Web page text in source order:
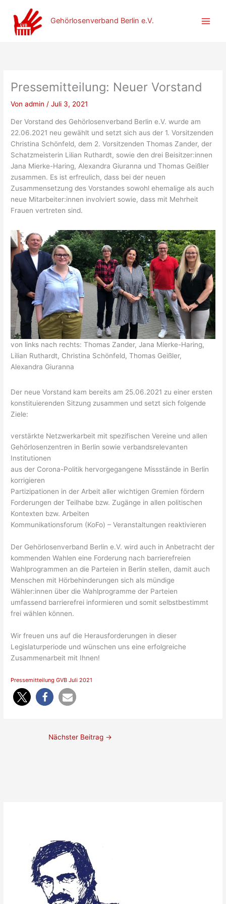
Inhalt
springen
Gehörlosenverband Berlin e.V.
Pressemitteilung: Neuer Vorstand
Vonadmin/Juli 3, 2021
Der Vorstand des Gehörlosenverband Berlin e.V. wurde am
22.06.2021 neu gewählt und setzt sich aus der 1. Vorsitzenden
Christina Schönfeld, dem 2. Vorsitzenden Thomas Zander, der
Schatzmeisterin Lilian Ruthardt, sowie den drei Beisitzer:innen
Jana Mierke-Haring, Alexandra Giuranna und Thomas Geißler
zusammen. Es ist erfreulich, dass bei der neuen
Zusammensetzung des Vorstandes sowohl ehemalige als auch
neue Mitarbeiter:innen involviert sowie, dass mit Mehrheit
Frauen vertreten sind.
von links nach rechts: Thomas Zander, Jana Mierke-Haring,
Lilian Ruthardt, Christina Schönfeld, Thomas Geißler,
Alexandra Giuranna
Der neue Vorstand kam bereits am 25.06.2021 zu einer ersten
konstituierenden Sitzung zusammen und setzt sich folgende
Ziele:
verstärkte Netzwerkarbeit mit spezifischen Vereine und allen
Gehörlosenzentren in Berlin sowie verbandsrelevanten
Institutionen
aus der Corona-Politik hervorgegangene Missstände in Berlin
korrigieren
Partizipationen in der Arbeit aller wichtigen Gremien fördern
Forderungen der Teilhabe bzw. Zugänge in allen politischen
Kontexten bzw. Arbeiten
Kommunikationsforum (KoFo) – Veranstaltungen reaktivieren
Der Gehörlosenverband Berlin e.V. wird auch in Anbetracht der
kommenden Wahlen eine Forderung nach barrierefreien
Wahlprogrammen an die Parteien in Berlin stellen, damit auch
Menschen mit Hörbehinderungen sich als mündige
Wähler:innen über die Wahlprogramme der Parteien
umfassend barrierefrei informieren und somit selbstbestimmt
frei wählen können.
Wir freuen uns auf die Herausforderungen in dieser
Legislaturperiode und wünschen uns eine erfolgreiche
Zusammenarbeit mit Ihnen!
Pressemitteilung GVB Juli 2021
Nächster Beitrag →